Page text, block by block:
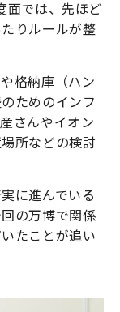
面では、先ほど
りルールが整
格納庫（ハン
ためのインフ
さんやイオン
所などの検討
に進んでいる
の万博で関係
たことが追い